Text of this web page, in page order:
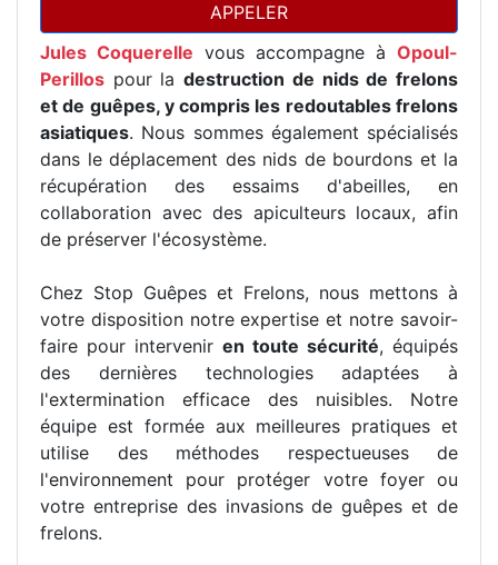
APPELER
Jules Coquerelle vous accompagne à Opoul-
Perillos pour ladestruction de nids de frelons
et de guêpes, y compris les redoutables frelons
asiatiques. Nous sommes également spécialisés
dans le déplacement des nids de bourdons et la
récupération des essaims d'abeilles, en
collaboration avec des apiculteurs locaux, afin
de préserver l'écosystème.
Chez Stop Guêpes et Frelons, nous mettons à
votre disposition notre expertise et notre savoir-
faire pour intervenir en toute sécurité, équipés
des dernières technologies adaptées à
l'extermination efficace des nuisibles. Notre
équipe est formée aux meilleures pratiques et
utilise des méthodes respectueuses de
l'environnement pour protéger votre foyer ou
votre entreprise des invasions de guêpes et de
frelons.